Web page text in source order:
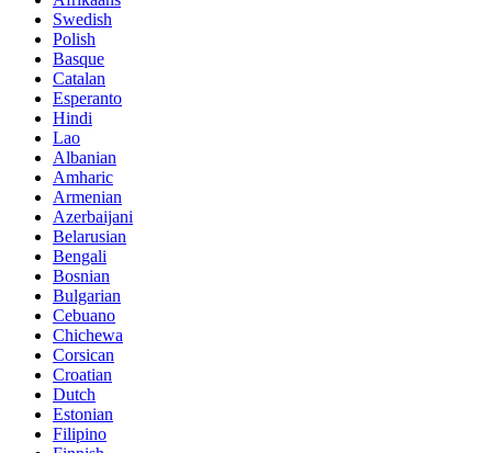
Swedish
Polish
Basque
Catalan
Esperanto
Hindi
Lao
Albanian
Amharic
Armenian
Azerbaijani
Belarusian
Bengali
Bosnian
Bulgarian
Cebuano
Chichewa
Corsican
Croatian
Dutch
Estonian
Filipino